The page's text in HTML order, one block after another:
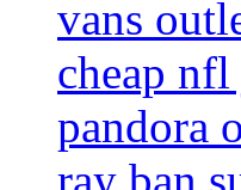
vans
cheap nfl
pandora